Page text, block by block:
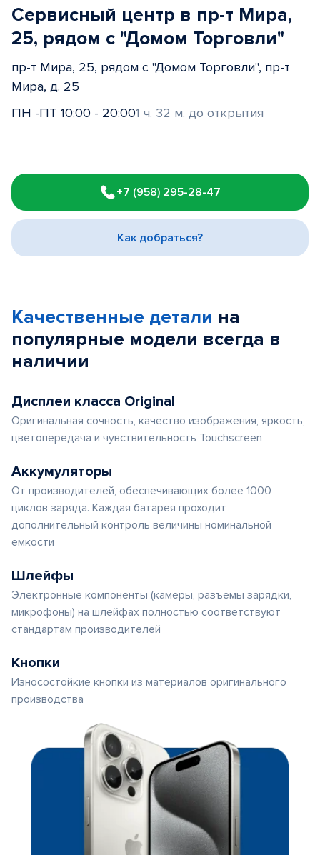
Сервисный центр в пр-т Мира,
25, рядом с "Домом Торговли"
пр-т Мира, 25, рядом с "Домом Торговли", пр-т
Мира, д. 25
ПН -ПТ 10:00 - 20:001 ч. 32 м. до открытия
1
of
3
+7 (958) 295-28-47
Как добраться?
Качественные детали на
популярные модели всегда в
наличии
Дисплеи класса Original
Оригинальная сочность, качество изображения, яркость,
цветопередача и чувствительность Touchscreen
Аккумуляторы
От производителей, обеспечивающих более 1000
циклов заряда. Каждая батарея проходит
дополнительный контроль величины номинальной
емкости
Шлейфы
Электронные компоненты (камеры, разъемы зарядки,
микрофоны) на шлейфах полностью соответствуют
стандартам производителей
Кнопки
Износостойкие кнопки из материалов оригинального
производства